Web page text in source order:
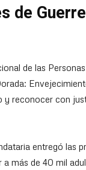
de
de las
y reconocer con
entregó las
a más de 40 mil